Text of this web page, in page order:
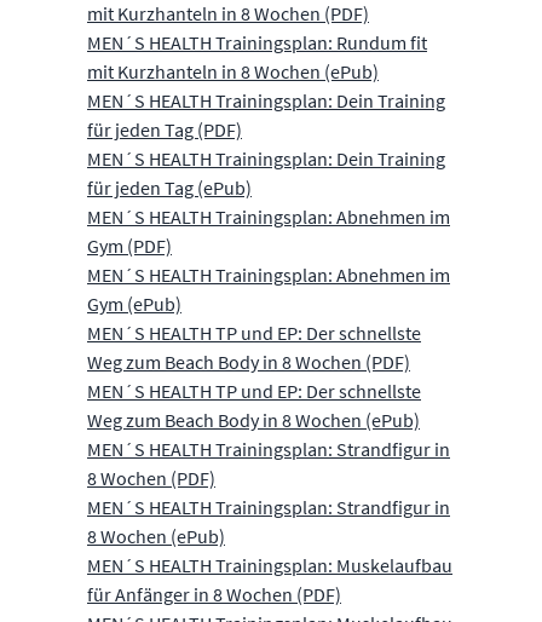
mit Kurzhanteln in 8 Wochen (PDF)
MEN´S HEALTH Trainingsplan: Rundum fit
mit Kurzhanteln in 8 Wochen (ePub)
MEN´S HEALTH Trainingsplan: Dein Training
für jeden Tag (PDF)
MEN´S HEALTH Trainingsplan: Dein Training
für jeden Tag (ePub)
MEN´S HEALTH Trainingsplan: Abnehmen im
Gym (PDF)
MEN´S HEALTH Trainingsplan: Abnehmen im
Gym (ePub)
MEN´S HEALTH TP und EP: Der schnellste
Weg zum Beach Body in 8 Wochen (PDF)
MEN´S HEALTH TP und EP: Der schnellste
Weg zum Beach Body in 8 Wochen (ePub)
MEN´S HEALTH Trainingsplan: Strandfigur in
8 Wochen (PDF)
MEN´S HEALTH Trainingsplan: Strandfigur in
8 Wochen (ePub)
MEN´S HEALTH Trainingsplan: Muskelaufbau
für Anfänger in 8 Wochen (PDF)